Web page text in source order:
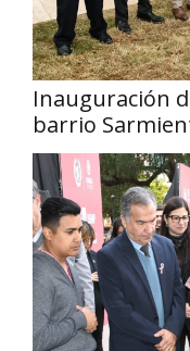
Inauguración
barrio